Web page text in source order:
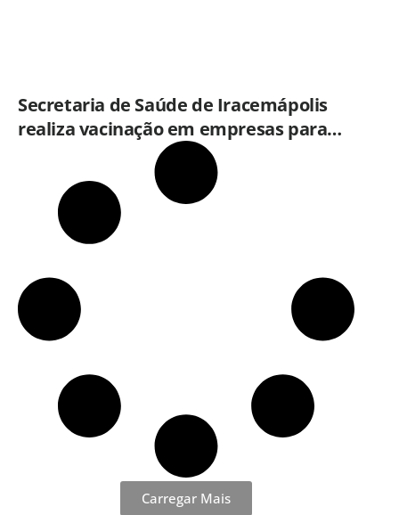
Secretaria de Saúde de Iracemápolis
realiza vacinação em empresas para
ampliar imunização
Carregar Mais